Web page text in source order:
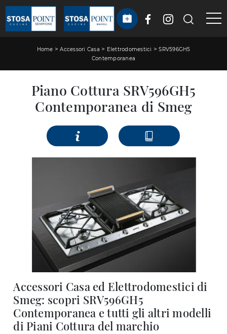
Home >Accessori Casa > Elettrodomestici >SRV596GH5
Contemporanea
Piano Cottura SRV596GH5
Contemporanea di Smeg
Accessori Casa ed Elettrodomestici di
Smeg: scopri SRV596GH5
Contemporanea e tutti gli altri modelli
di Piani Cottura del marchio